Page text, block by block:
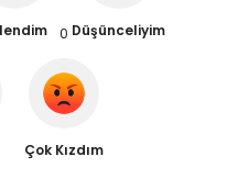
Düşünceliyim
0
Çok Kızdım